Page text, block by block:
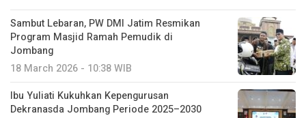
Sambut Lebaran, PW DMI Jatim Resmikan
Program Masjid Ramah Pemudik di
Jombang
18 March 2026 - 10:38 WIB
Ibu Yuliati Kukuhkan Kepengurusan
Dekranasda Jombang Periode 2025–2030